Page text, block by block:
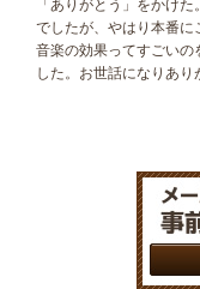
「ありがとう」をかけ
でしたが、やはり本番に
音楽の効果ってすごいの
した。お世話になりあり